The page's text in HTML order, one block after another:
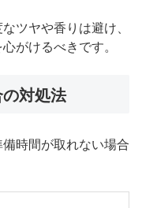
ツヤや香りは避け、
がけるべきです。
対処法
時間が取れない場合